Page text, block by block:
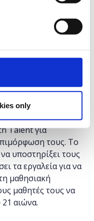
only
Tech Talent
μη
πόλεις της
Tech Talent
Microsoft.Φέτος, το
Talent για
τους. Το
υποστηρίξει τους
τα εργαλεία για να
μαθησιακή
μαθητές τους να
αιώνα.